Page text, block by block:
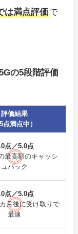
は満点評価で
の5段階評価
評価結果
5点満点中）
点／5.0点
最高額のキャッシ
ュバック
点／5.0点
月後に受け取りで
最速